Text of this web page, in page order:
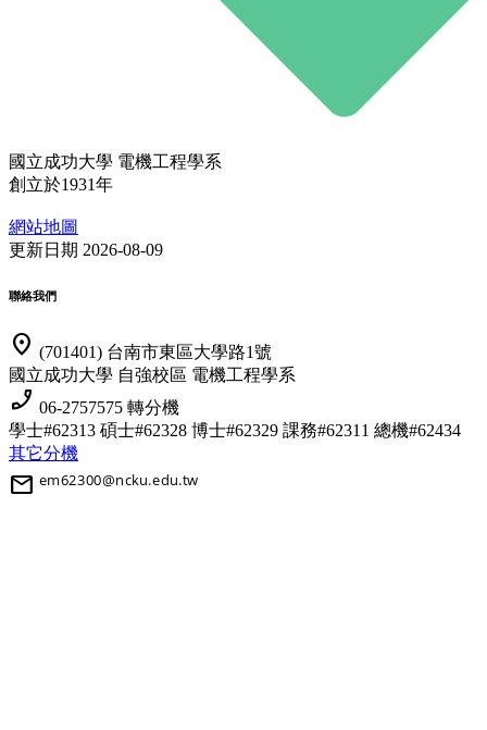
國立成功大學 電機工程學系
創立於1931年
網站地圖
更新日期 2026-08-09
聯絡我們
location_on (701401) 台南市東區大學路1號
國立成功大學 自強校區 電機工程學系
phone_enabled 06-2757575 轉分機
學士#62313 碩士#62328 博士#62329 課務#62311 總機#62434
其它分機
mail